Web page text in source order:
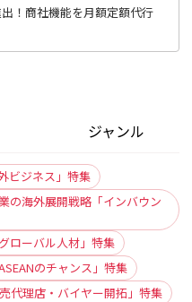
！商社機能を月額定額代行
ジャンル
ビジネス」特集
の海外展開戦略「インバウン
ローバル人材」特集
のチャンス」特集
代理店・バイヤー開拓」特集